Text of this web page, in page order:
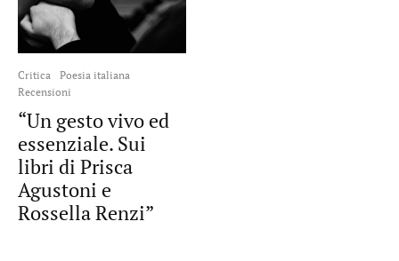
Critica
Poesia italiana
Recensioni
“Un gesto vivo ed
essenziale. Sui
libri di Prisca
Agustoni e
Rossella Renzi”